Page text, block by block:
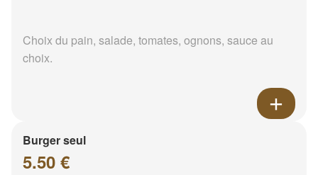
Choix du pain, salade, tomates, ognons, sauce au
choix.
Burger seul
5.50 €